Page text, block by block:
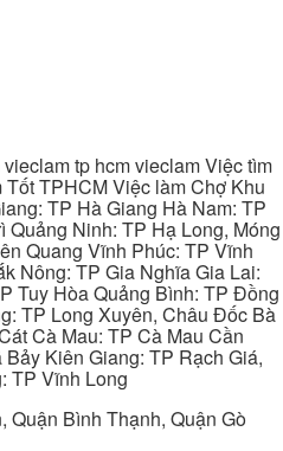
tp hcm vieclam Việc tìm
TPHCM Việc làm Chợ Khu
TP Hà Giang Hà Nam: TP
Ninh: TP Hạ Long, Móng
Quang Vĩnh Phúc: TP Vĩnh
Nông: TP Gia Nghĩa Gia Lai:
Tuy Hòa Quảng Bình: TP Đồng
TP Long Xuyên, Châu Đốc Bà
Cà Mau: TP Cà Mau Cần
Kiên Giang: TP Rạch Giá,
TP Vĩnh Long
Quận Bình Thạnh, Quận Gò